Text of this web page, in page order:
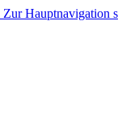
Zur Hauptnavigation